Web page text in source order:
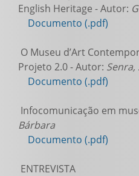
English Heritage - Autor:
Documento (.pdf)
O Museu d’Art
Projeto 2.0 - Autor: Senra,
Documento (.pdf)
Infocomunicação em
Bárbara
Documento (.pdf)
ENTREVISTA